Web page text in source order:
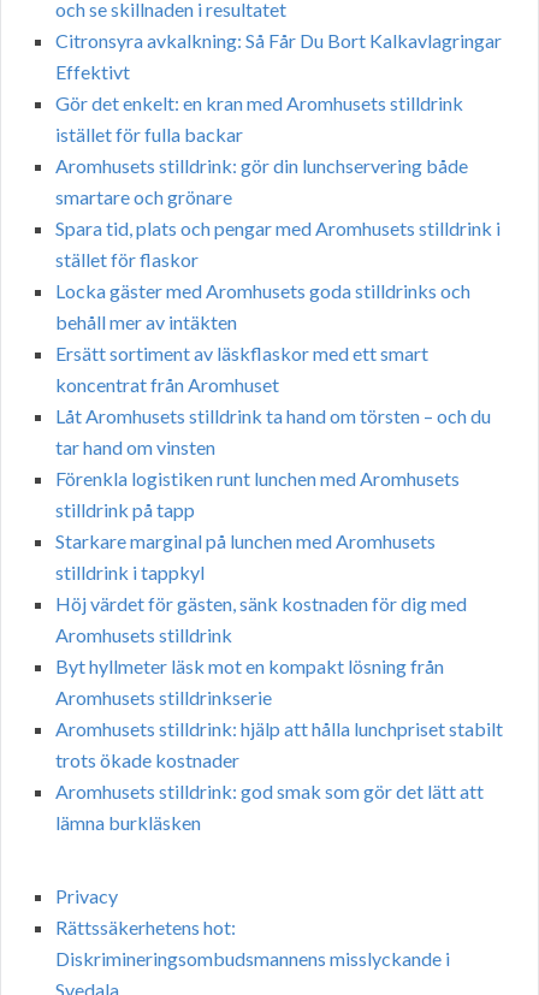
och se skillnaden i resultatet
Citronsyra avkalkning: Så Får Du Bort Kalkavlagringar
Effektivt
Gör det enkelt: en kran med Aromhusets stilldrink
istället för fulla backar
Aromhusets stilldrink: gör din lunchservering både
smartare och grönare
Spara tid, plats och pengar med Aromhusets stilldrink i
stället för flaskor
Locka gäster med Aromhusets goda stilldrinks och
behåll mer av intäkten
Ersätt sortiment av läskflaskor med ett smart
koncentrat från Aromhuset
Låt Aromhusets stilldrink ta hand om törsten – och du
tar hand om vinsten
Förenkla logistiken runt lunchen med Aromhusets
stilldrink på tapp
Starkare marginal på lunchen med Aromhusets
stilldrink i tappkyl
Höj värdet för gästen, sänk kostnaden för dig med
Aromhusets stilldrink
Byt hyllmeter läsk mot en kompakt lösning från
Aromhusets stilldrinkserie
Aromhusets stilldrink: hjälp att hålla lunchpriset stabilt
trots ökade kostnader
Aromhusets stilldrink: god smak som gör det lätt att
lämna burkläsken
Privacy
Rättssäkerhetens hot:
Diskrimineringsombudsmannens misslyckande i
Svedala